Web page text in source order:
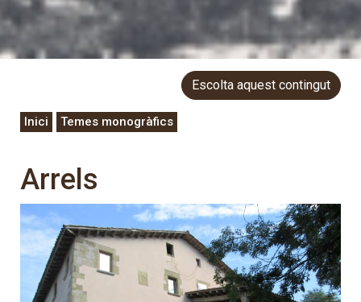
Escolta aquest contingut
Inici Temes monogràfics
Arrels